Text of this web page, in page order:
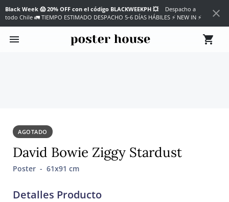
Black Week 😱 20% OFF con el código BLACKWEEKPH 💥
Despacho a
todo Chile 🚛 TIEMPO ESTIMADO DESPACHO 5-6 DÍAS HÁBILES ⚡ NEW IN ⚡ close
menu shopping_cart
AGOTADO
David Bowie Ziggy Stardust
Poster - 61x91 cm
Detalles Producto